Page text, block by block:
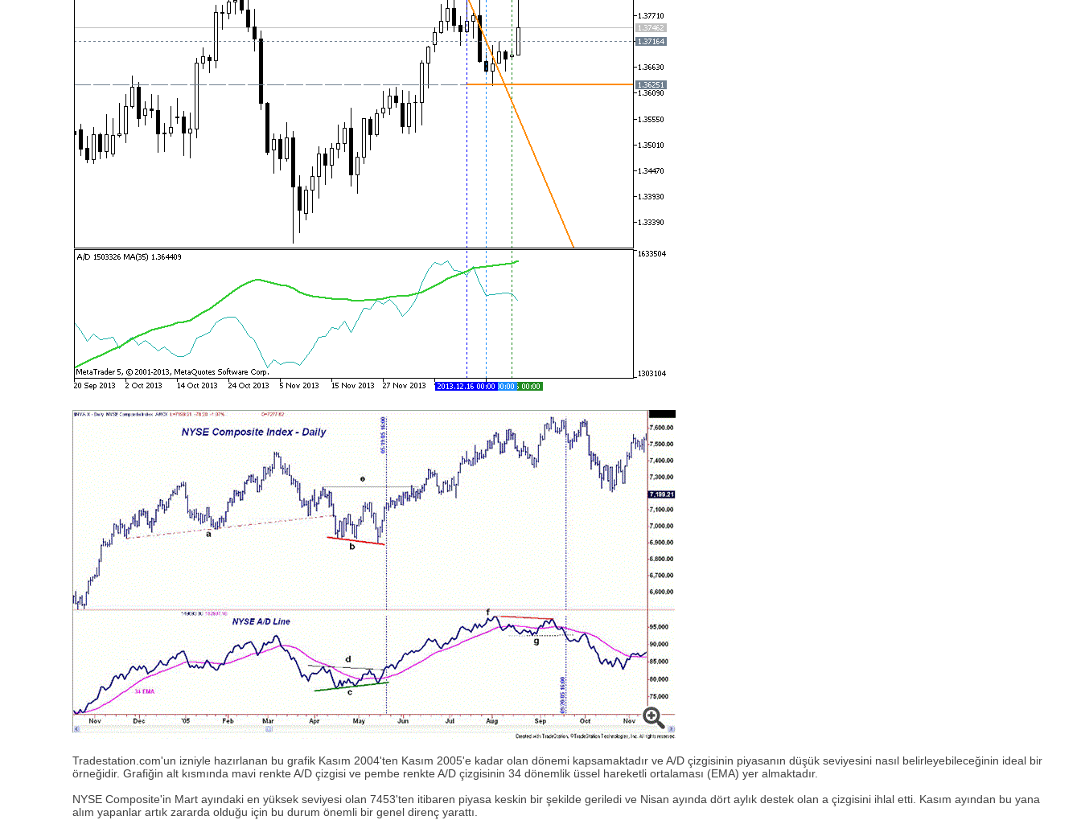
Tradestation.com'un izniyle hazırlanan bu grafik Kasım 2004'ten Kasım 2005'e kadar olan dönemi kapsamaktadır ve A/D çizgisinin piyasanın düşük seviyesini nasıl belirleyebileceğinin ideal bir
örneğidir. Grafiğin alt kısmında mavi renkte A/D çizgisi ve pembe renkte A/D çizgisinin 34 dönemlik üssel hareketli ortalaması (EMA) yer almaktadır.
NYSE Composite'in Mart ayındaki en yüksek seviyesi olan 7453'ten itibaren piyasa keskin bir şekilde geriledi ve Nisan ayında dört aylık destek olan a çizgisini ihlal etti. Kasım ayından bu yana
alım yapanlar artık zararda olduğu için bu durum önemli bir genel direnç yarattı.